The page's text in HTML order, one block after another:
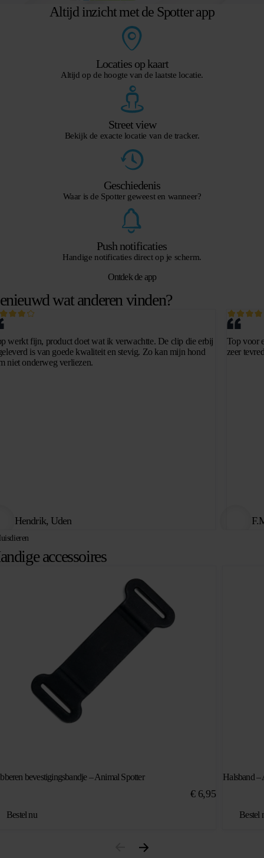
Altijd inzicht met de Spotter app
Locaties op kaart
Altijd op de hoogte van de laatste locatie.
Street view
Bekijk de exacte locatie van de tracker.
Geschiedenis
Waar is de Spotter geweest en wanneer?
Push notificaties
Handige notificaties direct op je scherm.
Ontdek de app
wat anderen vinden?
werkt fijn, product doet wat ik verwachtte. De clip die erbij
is van goede kwaliteit en stevig. Zo kan mijn hond
niet onderweg verliezen.
Hendrik, Uden
Top voor
zeer
accessoires
bevestigingsbandje – Animal Spotter
€6,95
Bestel nu
Halsband –
Bestel